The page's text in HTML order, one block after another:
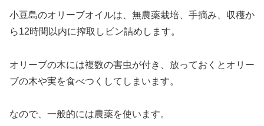
小豆島のオリーブオイルは、無農薬栽培、手摘み、収穫か
ら12時間以内に搾取しビン詰めします。
オリーブの木には複数の害虫が付き、放っておくとオリー
ブの木や実を食べつくしてしまいます。
なので、一般的には農薬を使います。